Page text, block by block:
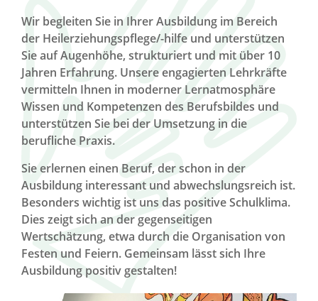
Wir begleiten Sie in Ihrer Ausbildung im Bereich
der Heilerziehungspflege/-hilfe und unterstützen
Sie auf Augenhöhe, strukturiert und mit über 10
Jahren Erfahrung. Unsere engagierten Lehrkräfte
vermitteln Ihnen in moderner Lernatmosphäre
Wissen und Kompetenzen des Berufsbildes und
unterstützen Sie bei der Umsetzung in die
berufliche Praxis.
Sie erlernen einen Beruf, der schon in der
Ausbildung interessant und abwechslungsreich ist.
Besonders wichtig ist uns das positive Schulklima.
Dies zeigt sich an der gegenseitigen
Wertschätzung, etwa durch die Organisation von
Festen und Feiern. Gemeinsam lässt sich Ihre
Ausbildung positiv gestalten!